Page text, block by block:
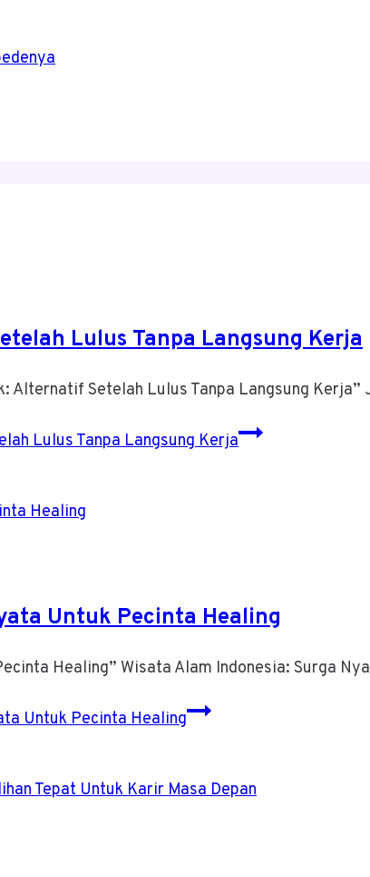
Lulus Tanpa Langsung Kerja
Alternatif Setelah Lulus Tanpa Langsung
Lulus Tanpa Langsung Kerja
Untuk Pecinta Healing
Healing” Wisata Alam Indonesia: Surga
Untuk Pecinta Healing